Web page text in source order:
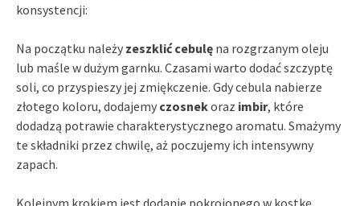
konsystencji:
Na początku należy zeszklić cebulę na rozgrzanym oleju
lub maśle w dużym garnku. Czasami warto dodać szczyptę
soli, co przyspieszy jej zmiękczenie. Gdy cebula nabierze
złotego koloru, dodajemy czosnekoraz imbir, które
dodadzą potrawie charakterystycznego aromatu. Smażymy
te składniki przez chwilę, aż poczujemy ich intensywny
zapach.
Kolejnym krokiem jest dodanie pokrojonego w kostkę